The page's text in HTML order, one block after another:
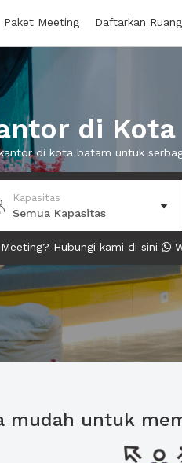
Paket Meeting Daftarkan
di
di kota batam untuk
Kapasitas
Semua Kapasitas
Hubungi kami di sini
mudah untuk